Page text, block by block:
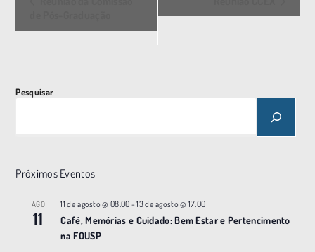
e
o
e
Pesquisar
Próximos Eventos
AGO
11
11 de agosto @ 08:00 -13 de agosto @ 17:00
Café, Memórias e Cuidado: Bem Estar e Pertencimento
na FOUSP